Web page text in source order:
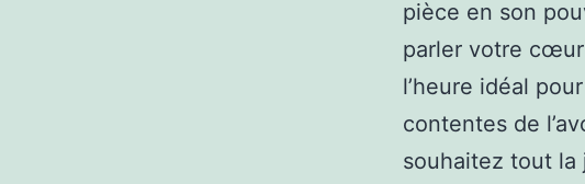
pièce en son
parler votre cœur
l’heure idéal
contentes de
souhaitez tout la